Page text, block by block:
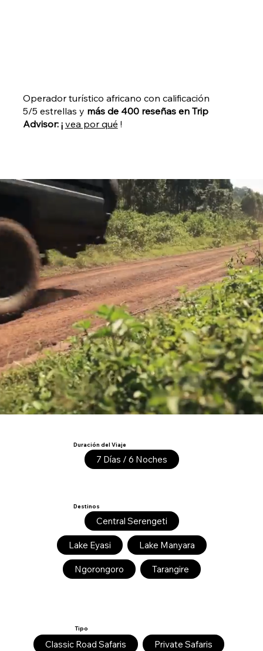
Operador turístico africano con calificación
5/5 estrellas y más de 400 reseñas en Trip
Advisor: ¡ vea por qué !
Duración del Viaje
7 Días / 6 Noches
Destinos
Central Serengeti
Lake Eyasi Lake Manyara
Ngorongoro Tarangire
Tipo
Classic Road Safaris Private Safaris